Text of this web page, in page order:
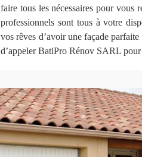
faire tous les nécessaires pour vous
professionnels sont tous à votre
vos rêves d’avoir une façade
d’appeler BatiPro Rénov SARL